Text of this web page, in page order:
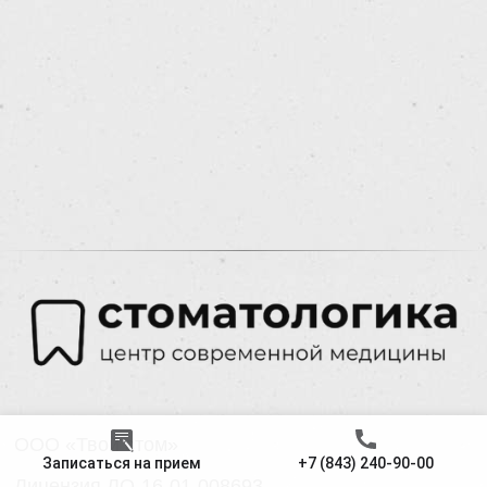
Записаться на прием +7 (843) 240-90-00